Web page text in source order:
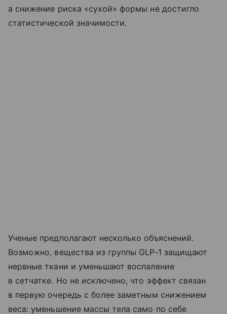
а снижение риска «сухой» формы не достигло
статистической значимости.
Ученые предполагают несколько объяснений.
Возможно, вещества из группы GLP‑1 защищают
нервные ткани и уменьшают воспаление
в сетчатке. Но не исключено, что эффект связан
в первую очередь с более заметным снижением
веса: уменьшение массы тела само по себе